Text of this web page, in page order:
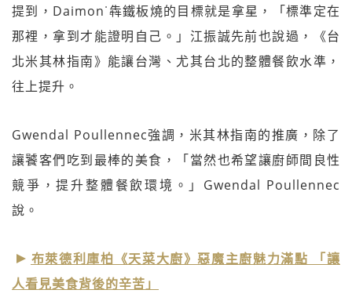
提到，Daimon˙犇鐵板燒的目標就是拿星，「標準定在
那裡，拿到才能證明自己。」江振誠先前也說過，《台
北米其林指南》能讓台灣、尤其台北的整體餐飲水準，
往上提升。
Gwendal Poullennec強調，米其林指南的推廣，除了
讓饕客們吃到最棒的美食，「當然也希望讓廚師間良性
競爭，提升整體餐飲環境。」Gwendal Poullennec
說。
布萊德利庫柏《天菜大廚》惡魔主廚魅力滿點 「讓
人看見美食背後的辛苦」